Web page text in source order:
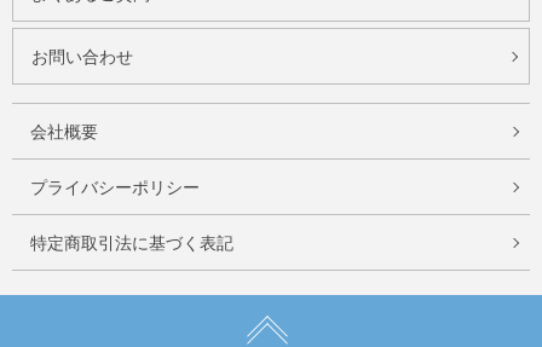
お問い合わせ
会社概要
プライバシーポリシー
特定商取引法に基づく表記